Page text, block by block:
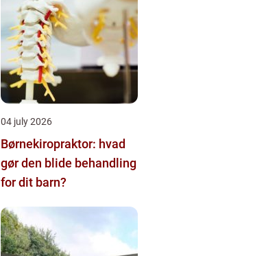
04 july 2026
Børnekiropraktor: hvad
gør den blide behandling
for dit barn?